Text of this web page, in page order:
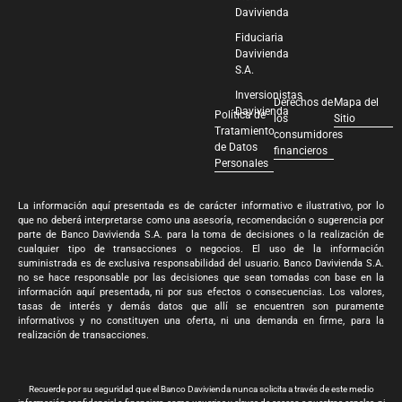
Davivienda
Fiduciaria
Davivienda
S.A.
Inversionistas
Davivienda
Política de
Tratamiento
de Datos
Personales
Derechos de
los
consumidores
financieros
Mapa del
Sitio
La información aquí presentada es de carácter informativo e ilustrativo, por lo
que no deberá interpretarse como una asesoría, recomendación o sugerencia por
parte de Banco Davivienda S.A. para la toma de decisiones o la realización de
cualquier tipo de transacciones o negocios. El uso de la información
suministrada es de exclusiva responsabilidad del usuario. Banco Davivienda S.A.
no se hace responsable por las decisiones que sean tomadas con base en la
información aquí presentada, ni por sus efectos o consecuencias. Los valores,
tasas de interés y demás datos que allí se encuentren son puramente
informativos y no constituyen una oferta, ni una demanda en firme, para la
realización de transacciones.
Recuerde por su seguridad que el Banco Davivienda nunca solicita a través de este medio